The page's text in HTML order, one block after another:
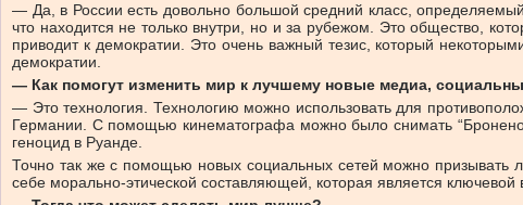
— Да, в России есть довольно большой средний класс,
что находится не только внутри, но и за рубежом. Это общество,
приводит к демократии. Это очень важный тезис, который
демократии.
— Как помогут изменить мир к лучшему новые медиа,
— Это технология. Технологию можно использовать для
Германии. С помощью кинематографа можно было снимать
геноцид в Руанде.
Точно так же с помощью новых социальных сетей можно призывать
себе морально-этической составляющей, которая является